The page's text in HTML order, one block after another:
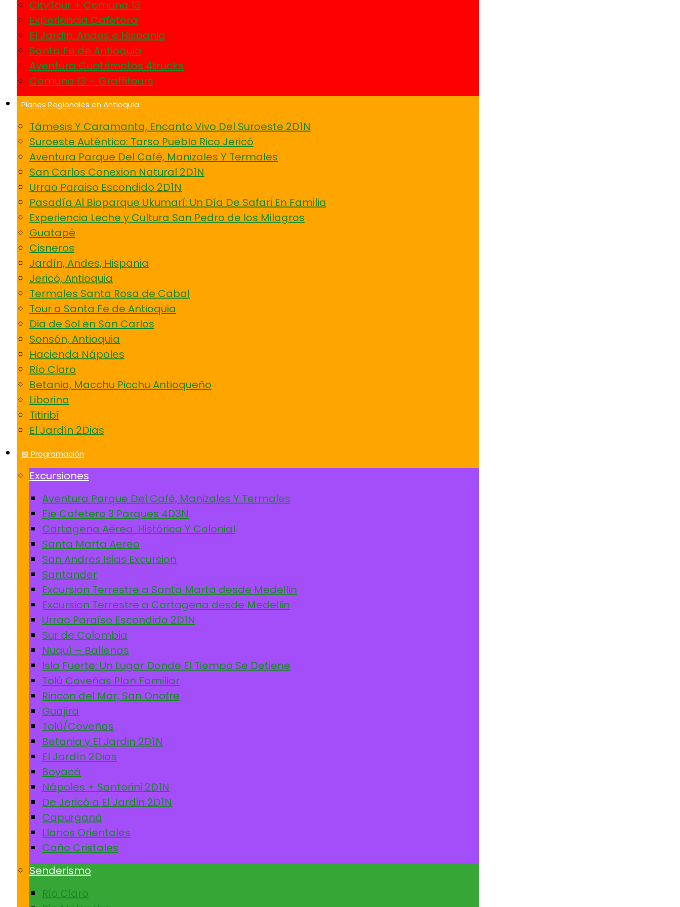
CityTour + Comuna 13
Experiencia Cafetera
El Jardin, Andes e Hispania
Santa Fe de Antioquia
Aventura Cuatrimotos 4trucks
Comuna 13 – Graffitours
Planes Regionales en Antioquia
Támesis Y Caramanta, Encanto Vivo Del Suroeste 2D1N
Suroeste Auténtico: Tarso Pueblo Rico Jericó
Aventura Parque Del Café, Manizales Y Termales
San Carlos Conexion Natural 2D1N
Urrao Paraiso Escondido 2D1N
Pasadía Al Bioparque Ukumarí: Un Día De Safari En Familia
Experiencia Leche y Cultura San Pedro de los Milagros
Guatapé
Cisneros
Jardín, Andes, Hispania
Jericó, Antioquia
Termales Santa Rosa de Cabal
Tour a Santa Fe de Antioquia
Dia de Sol en San Carlos
Sonsón, Antioquia
Hacienda Nápoles
Río Claro
Betania, Macchu Picchu Antioqueño
Liborina
Titiribí
El Jardín 2Dias
📅 Programación
Excursiones
Aventura Parque Del Café, Manizales Y Termales
Eje Cafetero 3 Parques 4D3N
Cartagena Aérea: Histórica Y Colonial
Santa Marta Aereo
San Andres Islas Excursion
Santander
Excursion Terrestre a Santa Marta desde Medellin
Excursion Terrestre a Cartagena desde Medellin
Urrao Paraíso Escondido 2D1N
Sur de Colombia
Nuquí – Ballenas
Isla Fuerte: Un Lugar Donde El Tiempo Se Detiene
Tolú Coveñas Plan Familiar
Rincon del Mar, San Onofre
Guajira
Tolú/Coveñas
Betania y El Jardin 2D1N
El Jardín 2Dias
Boyacá
Nápoles + Santorini 2D1N
De Jericó a El Jardin 2D1N
Capurganá
Llanos Orientales
Caño Cristales
Senderismo
Río Claro